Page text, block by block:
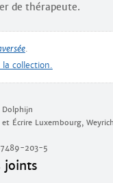
de thérapeute.
.
la collection.
Dolphijn
Écrire Luxembourg, Weyrich
203-5
joints